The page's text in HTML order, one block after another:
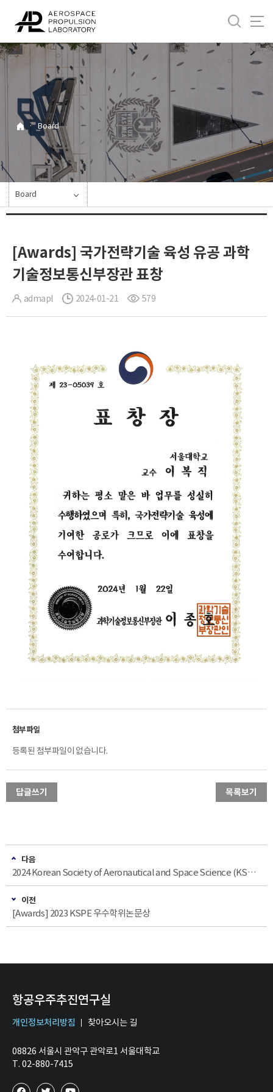
기
· Board
Board
[Awards] 국가전략기술 육성 유공 과학
기술정보통신부장관 표창
admapl 2024-01-21 579
등록된 첨부파일이 없습니다.
답글쓰기 목록보기
다음
2024 Korean Society of Aeronautical and Space Science (KSAS) Spring Conference
이전
[Awards] 2023 KSPE 우수학위논문상
항공우주추진연구실
개인정보처리방침 찾아오시는 길
08826 서울시 관악구 관악로1 서울대학교
T. 02-880-7415